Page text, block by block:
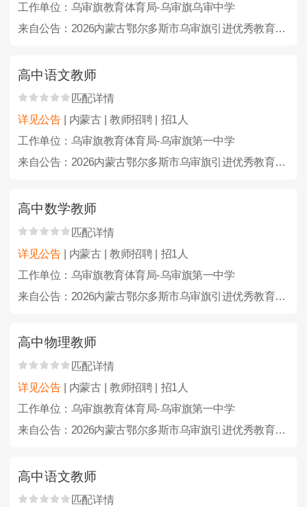
工作单位：乌审旗教育体育局-乌审旗乌审中学
来自公告：2026内蒙古鄂尔多斯市乌审旗引进优秀教育人才23人公告
高中语文教师
匹配详情
详见公告
| 内蒙古 | 教师招聘 | 招1人
工作单位：乌审旗教育体育局-乌审旗第一中学
来自公告：2026内蒙古鄂尔多斯市乌审旗引进优秀教育人才23人公告
高中数学教师
匹配详情
详见公告 | 内蒙古 | 教师招聘 | 招1人
工作单位：乌审旗教育体育局-乌审旗第一中学
来自公告：2026内蒙古鄂尔多斯市乌审旗引进优秀教育人才23人公告
高中物理教师
匹配详情
详见公告
| 内蒙古 | 教师招聘 | 招1人
工作单位：乌审旗教育体育局-乌审旗第一中学
来自公告：2026内蒙古鄂尔多斯市乌审旗引进优秀教育人才23人公告
高中语文教师
匹配详情